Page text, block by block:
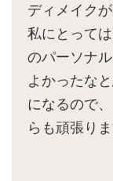
ディメイク
私にとって
のパーソナ
よかったな
になるので
らも頑張り